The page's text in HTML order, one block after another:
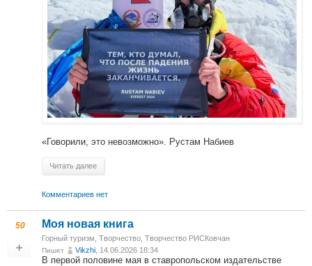
«Говорили, это невозможно». Рустам Набиев
Читать далее
Комментариев нет
50 Моя новая книга
Горный туризм Творчество Творчество РИСКовчан
Пишет Vikzhi , 14.06.2026 18:34
В первой половине мая в ставропольском издательстве